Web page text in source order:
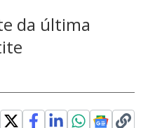
da última